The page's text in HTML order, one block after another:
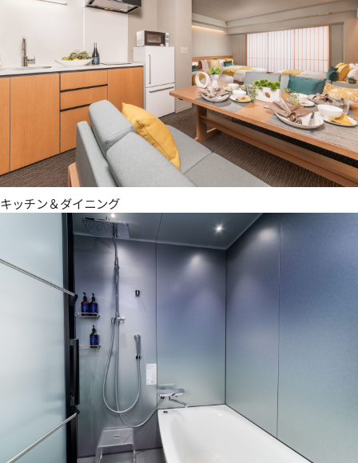
キッチン＆ダイニング